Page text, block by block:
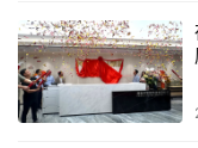
去年Google上市的
今年9月，Google还